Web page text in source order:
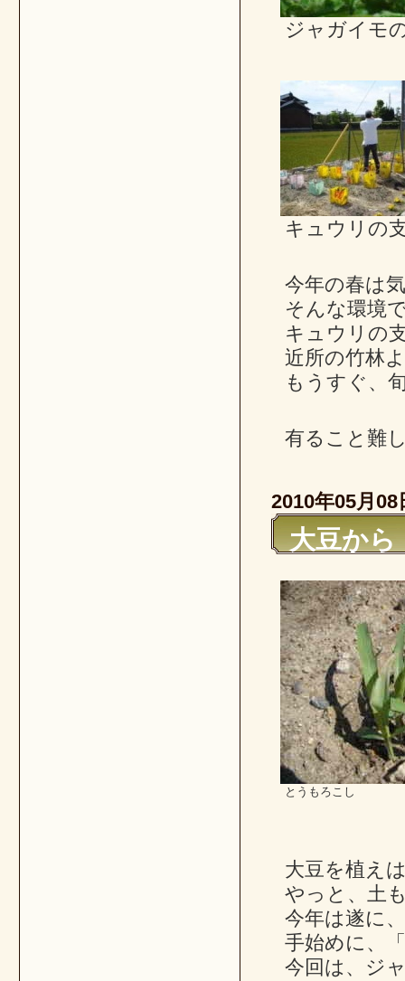
ジャガイモ
キュウリの
今年の春は
そんな環境
キュウリの
近所の竹林
もうすぐ、
有ること難
2010年05月08
大豆から
とうもろこし
大豆を植え
やっと、土
今年は遂に
手始めに、
今回は、ジ